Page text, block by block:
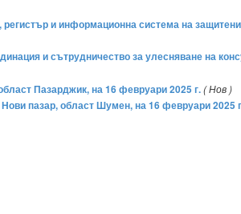
и информационна система на
и сътрудничество за улесняване на
Пазарджик, на 16 февруари 2025 г.( Нов )
пазар, област Шумен, на 16 февруари 2025